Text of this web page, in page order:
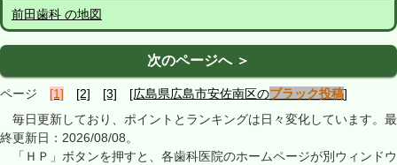
前田歯科 の地図
次のページへ ＞
ページ [1] [2] [3] [広島県広島市安佐南区のブラック投稿]
毎日更新しており、ポイントとランキングは日々変化しています。最
終更新日：2026/08/08。
「ＨＰ」ボタンを押すと、各歯科医院のホームページが別ウィンドウ